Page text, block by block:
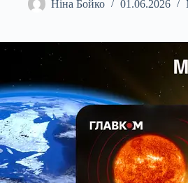
Ніна Бойко 01.06.2026